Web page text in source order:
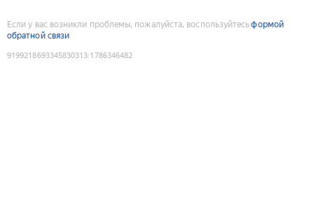
Если у вас возникли проблемы, пожалуйста, воспользуйтесьформой
обратной связи
9199218693345830313:1786346482